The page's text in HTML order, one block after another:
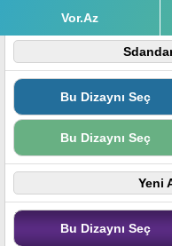
Vor.Az
Bu Dizaynı Seç
Bu Dizaynı Seç
Yeni
Bu Dizaynı Seç